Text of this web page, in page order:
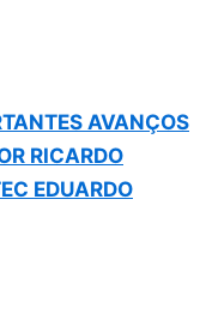
AVANÇOS
RICARDO
EDUARDO